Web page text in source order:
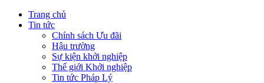
Trang chủ
Tin tức
Chính sách Ưu đãi
Hậu trường
Sự kiện khởi nghiệp
Thế giới Khởi nghiệp
Tin tức Pháp Lý